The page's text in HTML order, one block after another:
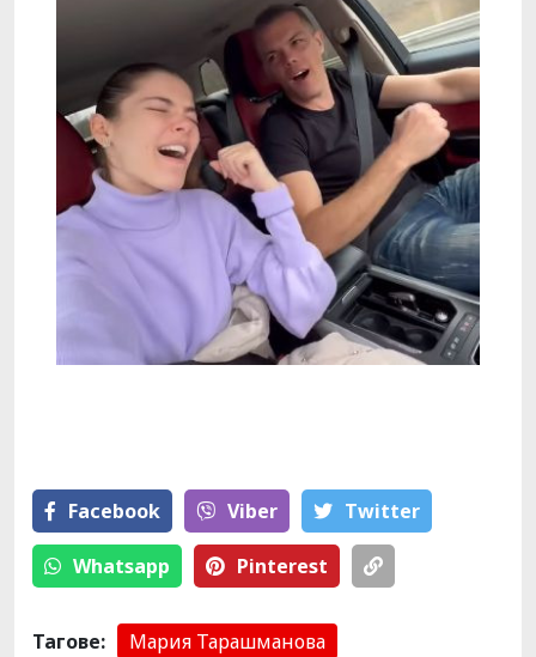
Facebook Viber Тwitter
Whatsapp Pinterest
Тагове:
Мария Тарашманова